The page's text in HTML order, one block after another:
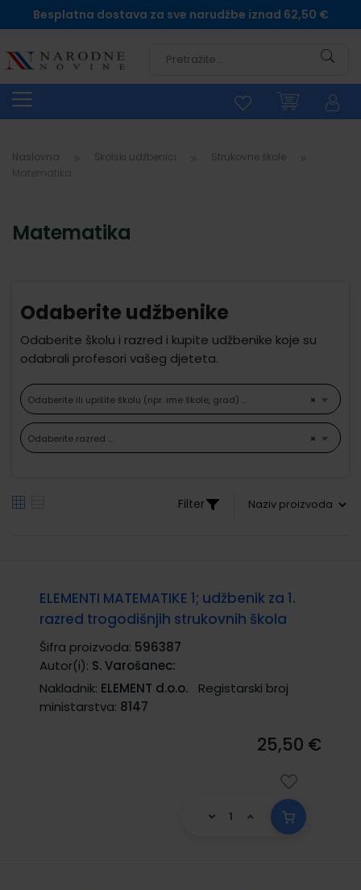
Besplatna dostava za sve narudžbe iznad 62,50 €
Naslovna Školski udžbenici
Strukovne škole
Matematika
Odaberite udžbenike
Odaberite školu i razred i kupite udžbenike koje su
odabrali profesori vašeg djeteta.
×
Odaberite ili upišite školu (npr. ime škole, grad) ...
×
Odaberite razred ...
Filter
ELEMENTI MATEMATIKE 1; udžbenik za 1.
razred trogodišnjih strukovnih škola
Šifra proizvoda: 596387
Autor(i): S. Varošanec:
Nakladnik: ELEMENT d.o.o.
Registarski broj
ministarstva: 8147
25,50 €